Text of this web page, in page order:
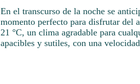
En el transcurso de la noche se
momento perfecto para disfrutar del
21 °C, un clima agradable para
apacibles y sutiles, con una